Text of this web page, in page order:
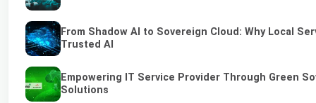
From Shadow AI to Sovereign Cloud: Why Local
Trusted AI
Empowering IT Service Provider Through Green
Solutions